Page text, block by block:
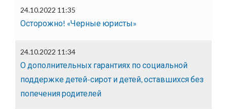
24.10.2022 11:35
Осторожно! «Черные юристы»
24.10.2022 11:34
О дополнительных гарантиях по социальной
поддержке детей-сирот и детей, оставшихся без
попечения родителей